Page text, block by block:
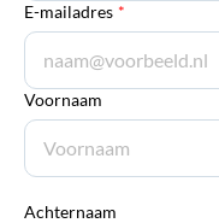
E-mailadres *
Voornaam
Achternaam